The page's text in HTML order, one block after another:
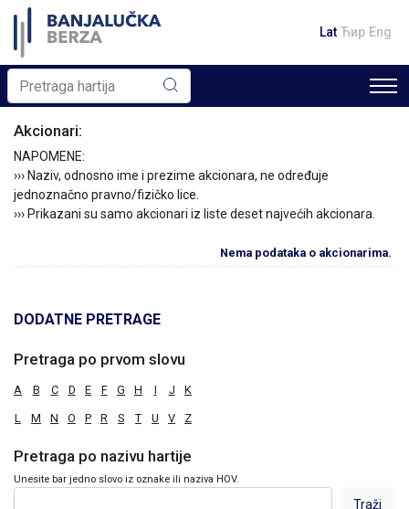
Lat Ћир Eng
Akcionari:
NAPOMENE:
››› Naziv, odnosno ime i prezime akcionara, ne određuje
jednoznačno pravno/fizičko lice.
››› Prikazani su samo akcionari iz liste deset najvećih akcionara.
Nema podataka o akcionarima.
DODATNE PRETRAGE
Pretraga po prvom slovu
A B C D E F G H I J K
L M N O P R S T U V Z
Pretraga po nazivu hartije
Unesite bar jedno slovo iz oznake ili naziva HOV.